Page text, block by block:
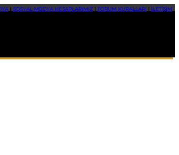
| SOSYAL MEDYA HESAPLARIMIZ | FORUM KURALLARI | İLETİŞİM